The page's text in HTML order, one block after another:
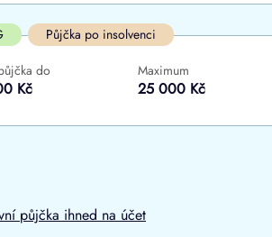
Půjčka po insolvenci
do
Kč
Maximum
25 000 Kč
půjčka ihned na účet